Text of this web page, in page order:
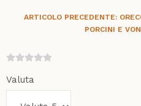
ARTICOLO PRECEDENTE:
PORCINI E
Valuta